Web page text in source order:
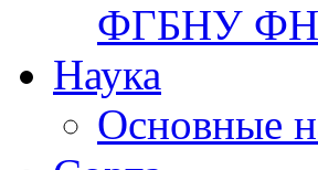
ФГБНУ
Наука
Основные